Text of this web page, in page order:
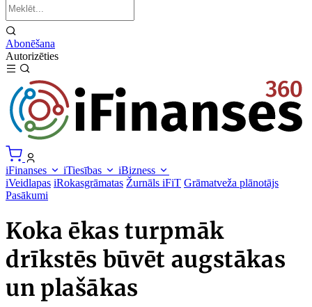
Abonēšana
Autorizēties
iFinanses iTiesības
iBizness
iVeidlapas iRokasgrāmatas Žurnāls iFiT Grāmatveža plānotājs
Pasākumi
Koka ēkas turpmāk
drīkstēs būvēt augstākas
un plašākas